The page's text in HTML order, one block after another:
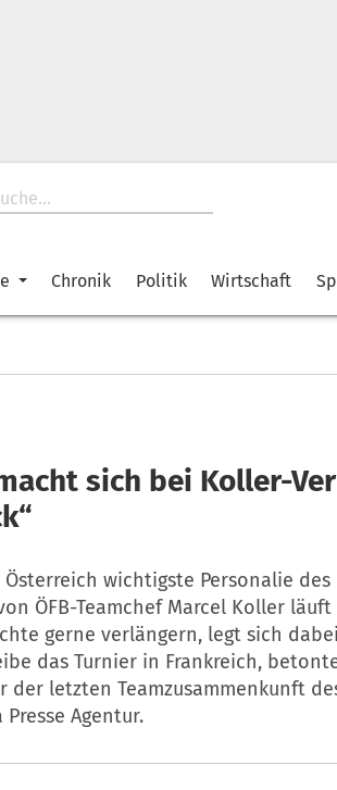
Chronik Politik Wirtschaft
sich bei Koller-
wichtigste Personalie
ÖFB-Teamchef Marcel Koller
gerne verlängern, legt sich
das Turnier in Frankreich,
der letzten Teamzusammenkunft
Presse Agentur.